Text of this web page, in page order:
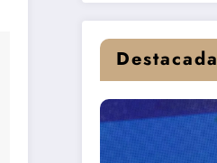
Destacada